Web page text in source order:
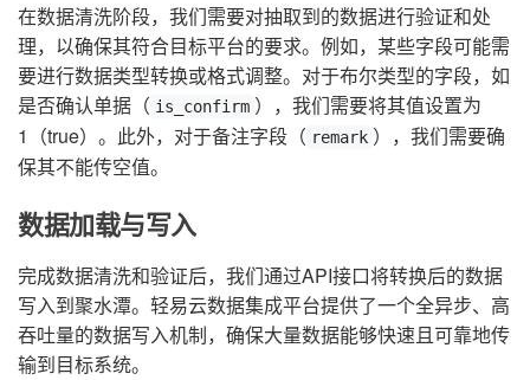
在数据清洗阶段，我们需要对抽取到的数据进行验证和处
理，以确保其符合目标平台的要求。例如，某些字段可能需
要进行数据类型转换或格式调整。对于布尔类型的字段，如
是否确认单据（ is_confirm ），我们需要将其值设置为
1（true）。此外，对于备注字段（ remark ），我们需要确
保其不能传空值。
数据加载与写入
完成数据清洗和验证后，我们通过API接口将转换后的数据
写入到聚水潭。轻易云数据集成平台提供了一个全异步、高
吞吐量的数据写入机制，确保大量数据能够快速且可靠地传
输到目标系统。